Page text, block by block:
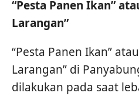
“Pesta Panen Ikan”
Larangan”
“Pesta Panen Ikan”
Larangan” di
dilakukan pada saat